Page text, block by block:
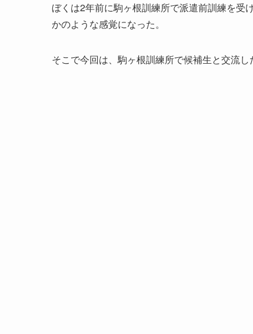
ぼくは2年前に駒ヶ根訓練所で派遣前訓練を受
かのような感覚になった。
そこで今回は、駒ヶ根訓練所で候補生と交流し